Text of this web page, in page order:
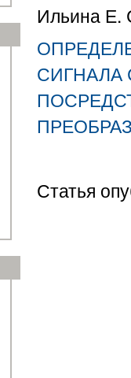
Ильина Е.
Статья